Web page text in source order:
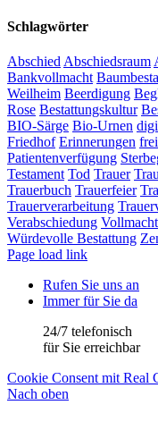
Schlagwörter
Abschied Abschiedsraum
Bankvollmacht
Weilheim Beerdigung
Rose Bestattungskultur
BIO-Särge Bio-Urnen
Friedhof Erinnerungen
Patientenverfügung
Testament Tod Trauer
Trauerbuch Trauerfeier
Trauerverarbeitung
Verabschiedung
Würdevolle Bestattung
Page load link
Rufen Sie uns an
Immer für Sie da
24/7 telefonisch
für Sie erreichbar
Cookie Consent mit Real
Nach oben